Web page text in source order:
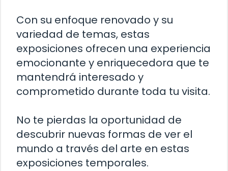
Con su enfoque renovado y su
variedad de temas, estas
exposiciones ofrecen una experiencia
emocionante y enriquecedora que te
mantendrá interesado y
comprometido durante toda tu visita.
No te pierdas la oportunidad de
descubrir nuevas formas de ver el
mundo a través del arte en estas
exposiciones temporales.